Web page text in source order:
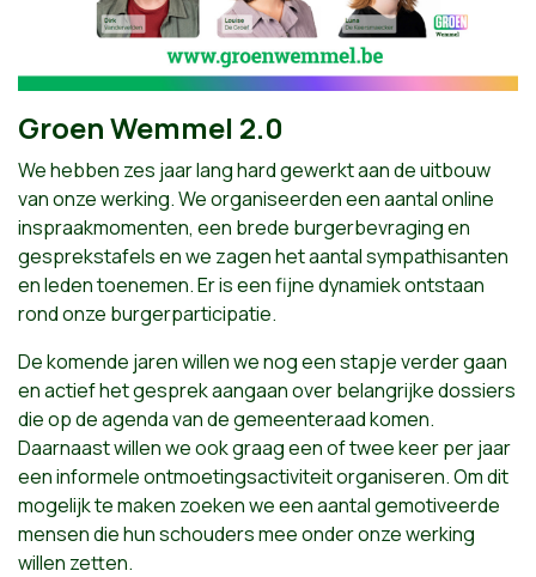
Groen Wemmel 2.0
We hebben zes jaar lang hard gewerkt aan de uitbouw
van onze werking. We organiseerden een aantal online
inspraakmomenten, een brede burgerbevraging en
gesprekstafels en we zagen het aantal sympathisanten
en leden toenemen. Er is een fijne dynamiek ontstaan
rond onze burgerparticipatie.
De komende jaren willen we nog een stapje verder gaan
en actief het gesprek aangaan over belangrijke dossiers
die op de agenda van de gemeenteraad komen.
Daarnaast willen we ook graag een of twee keer per jaar
een informele ontmoetingsactiviteit organiseren. Om dit
mogelijk te maken zoeken we een aantal gemotiveerde
mensen die hun schouders mee onder onze werking
willen zetten.